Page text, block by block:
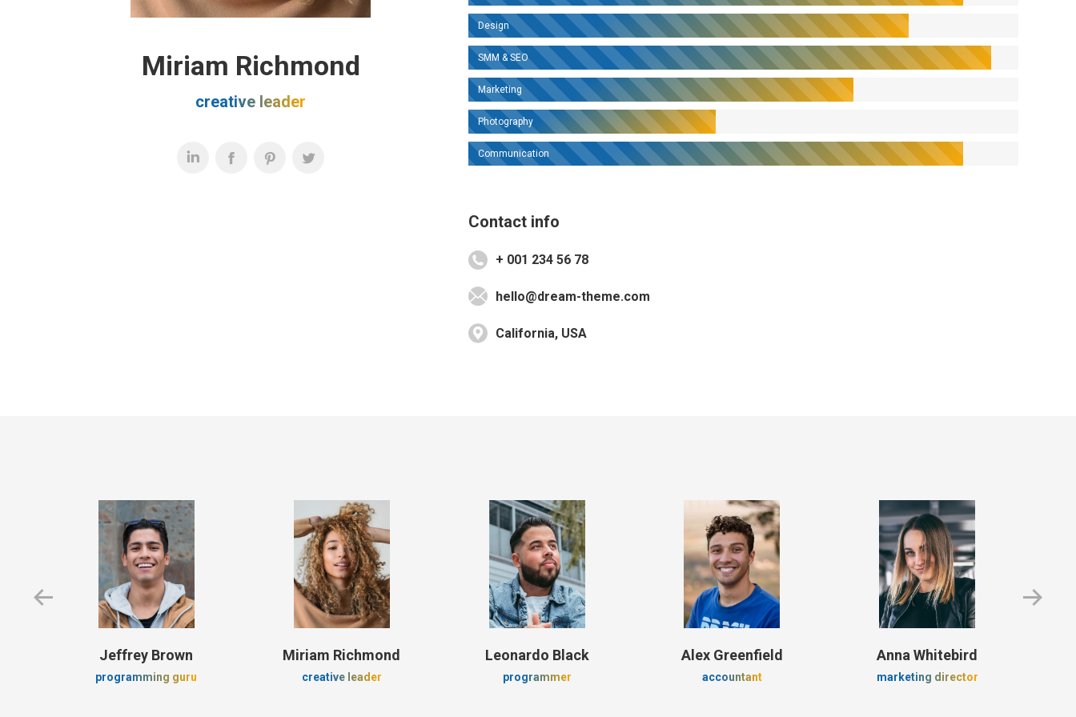
Miriam Richmond
creative leader
Design
SMM & SEO
Marketing
Photography
Communication
Contact info
+ 001 234 56 78
hello@dream-theme.com
California, USA
Jeffrey Brown
programming guru
Miriam Richmond
creative leader
Leonardo Black
programmer
Alex Greenfield
accountant
Anna Whitebird
marketing director